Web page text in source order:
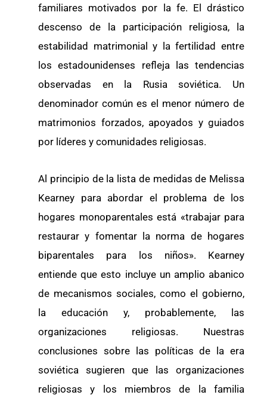
familiares motivados por la fe. El drástico
descenso de la participación religiosa, la
estabilidad matrimonial y la fertilidad entre
los estadounidenses refleja las tendencias
observadas en la Rusia soviética. Un
denominador común es el menor número de
matrimonios forzados, apoyados y guiados
por líderes y comunidades religiosas.
Al principio de la lista de medidas de Melissa
Kearney para abordar el problema de los
hogares monoparentales está «trabajar para
restaurar y fomentar la norma de hogares
biparentales para los niños». Kearney
entiende que esto incluye un amplio abanico
de mecanismos sociales, como el gobierno,
la educación y, probablemente, las
organizaciones religiosas. Nuestras
conclusiones sobre las políticas de la era
soviética sugieren que las organizaciones
religiosas y los miembros de la familia